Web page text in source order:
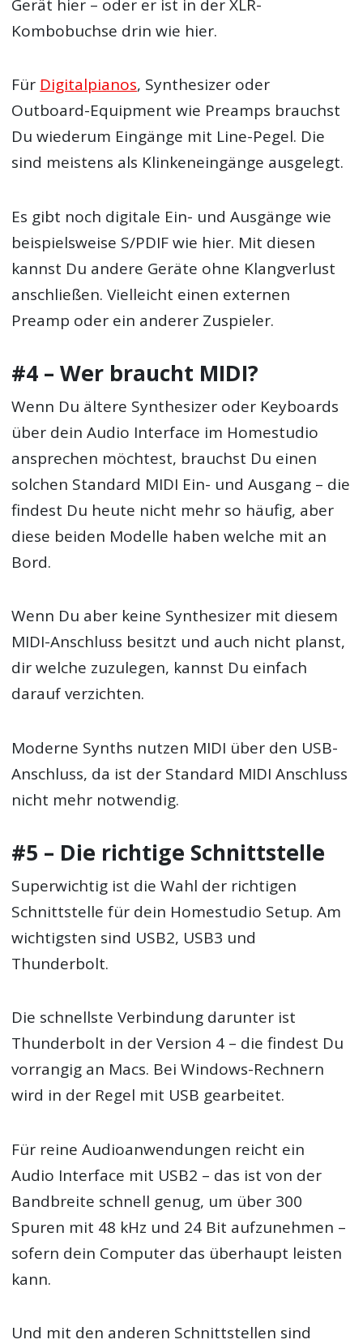
Gerät hier – oder er ist in der XLR-
Kombobuchse drin wie hier.
Für Digitalpianos, Synthesizer oder
Outboard-Equipment wie Preamps brauchst
Du wiederum Eingänge mit Line-Pegel. Die
sind meistens als Klinkeneingänge ausgelegt.
Es gibt noch digitale Ein- und Ausgänge wie
beispielsweise S/PDIF wie hier. Mit diesen
kannst Du andere Geräte ohne Klangverlust
anschließen. Vielleicht einen externen
Preamp oder ein anderer Zuspieler.
#4 – Wer braucht MIDI?
Wenn Du ältere Synthesizer oder Keyboards
über dein Audio Interface im Homestudio
ansprechen möchtest, brauchst Du einen
solchen Standard MIDI Ein- und Ausgang – die
findest Du heute nicht mehr so häufig, aber
diese beiden Modelle haben welche mit an
Bord.
Wenn Du aber keine Synthesizer mit diesem
MIDI-Anschluss besitzt und auch nicht planst,
dir welche zuzulegen, kannst Du einfach
darauf verzichten.
Moderne Synths nutzen MIDI über den USB-
Anschluss, da ist der Standard MIDI Anschluss
nicht mehr notwendig.
#5 – Die richtige Schnittstelle
Superwichtig ist die Wahl der richtigen
Schnittstelle für dein Homestudio Setup. Am
wichtigsten sind USB2, USB3 und
Thunderbolt.
Die schnellste Verbindung darunter ist
Thunderbolt in der Version 4 – die findest Du
vorrangig an Macs. Bei Windows-Rechnern
wird in der Regel mit USB gearbeitet.
Für reine Audioanwendungen reicht ein
Audio Interface mit USB2 – das ist von der
Bandbreite schnell genug, um über 300
Spuren mit 48 kHz und 24 Bit aufzunehmen –
sofern dein Computer das überhaupt leisten
kann.
Und mit den anderen Schnittstellen sind